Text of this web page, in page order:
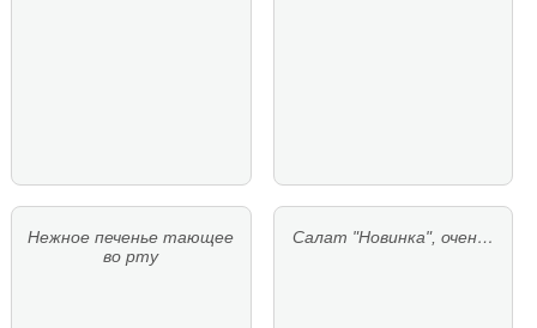
Нежное печенье тающее
во рту
Салат "Новинка", очен…